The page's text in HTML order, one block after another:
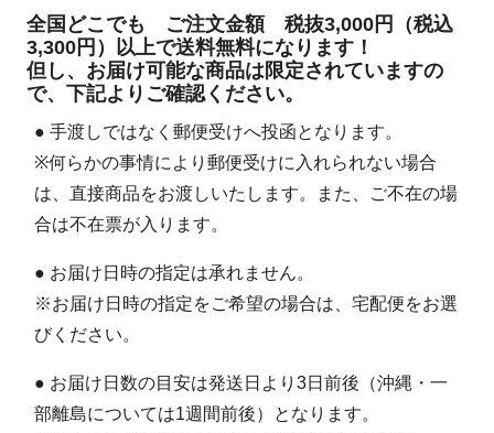
全国どこでも ご注文金額 税抜3,000円（税込
3,300円）以上で送料無料になります！
但し、お届け可能な商品は限定されていますの
で、下記よりご確認ください。
● 手渡しではなく郵便受けへ投函となります。
※何らかの事情により郵便受けに入れられない場合
は、直接商品をお渡しいたします。また、ご不在の場
合は不在票が入ります。
● お届け日時の指定は承れません。
※お届け日時の指定をご希望の場合は、宅配便をお選
びください。
● お届け日数の目安は発送日より3日前後（沖縄・一
部離島については1週間前後）となります。